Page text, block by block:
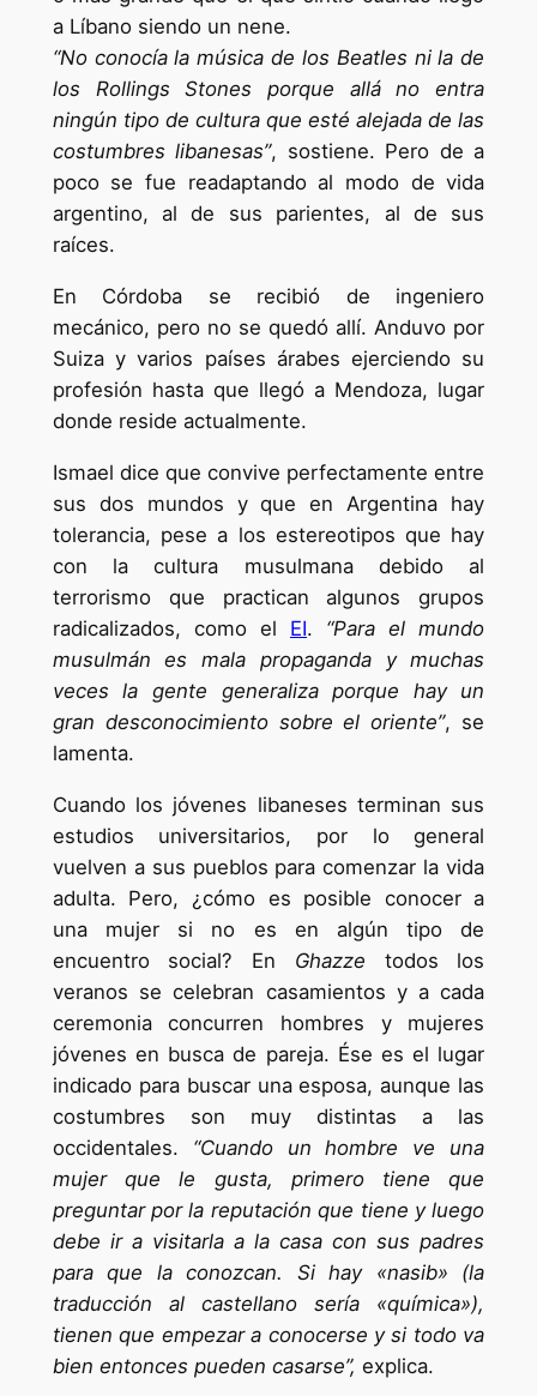
a Líbano siendo un nene.
“No conocía la música de los Beatles ni la de
los Rollings Stones porque allá no entra
ningún tipo de cultura que esté alejada de las
costumbres libanesas”, sostiene. Pero de a
poco se fue readaptando al modo de vida
argentino, al de sus parientes, al de sus
raíces.
En Córdoba se recibió de ingeniero
mecánico, pero no se quedó allí. Anduvo por
Suiza y varios países árabes ejerciendo su
profesión hasta que llegó a Mendoza, lugar
donde reside actualmente.
Ismael dice que convive perfectamente entre
sus dos mundos y que en Argentina hay
tolerancia, pese a los estereotipos que hay
con la cultura musulmana debido al
terrorismo que practican algunos grupos
radicalizados, como el EI. “Para el mundo
musulmán es mala propaganda y muchas
veces la gente generaliza porque hay un
gran desconocimiento sobre el oriente”, se
lamenta.
Cuando los jóvenes libaneses terminan sus
estudios universitarios, por lo general
vuelven a sus pueblos para comenzar la vida
adulta. Pero, ¿cómo es posible conocer a
una mujer si no es en algún tipo de
encuentro social? En Ghazze todos los
veranos se celebran casamientos y a cada
ceremonia concurren hombres y mujeres
jóvenes en busca de pareja. Ése es el lugar
indicado para buscar una esposa, aunque las
costumbres son muy distintas a las
occidentales. “Cuando un hombre ve una
mujer que le gusta, primero tiene que
preguntar por la reputación que tiene y luego
debe ir a visitarla a la casa con sus padres
para que la conozcan. Si hay «nasib» (la
traducción al castellano sería «química»),
tienen que empezar a conocerse y si todo va
bien entonces pueden casarse”, explica.